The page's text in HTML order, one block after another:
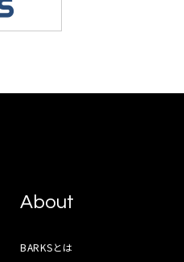
About
BARKSとは